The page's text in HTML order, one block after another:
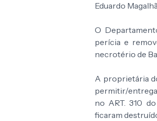
Eduardo
O
perícia e
necrotério de
A proprietária
permitir/
no ART. 310
ficaram